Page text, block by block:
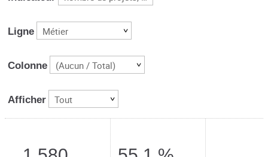
Ligne Métier
Colonne (Aucun / Total)
Afficher Tout